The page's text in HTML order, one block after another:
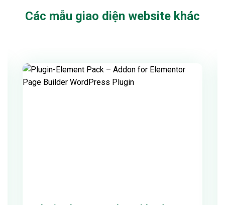
Các mẫu giao diện website khác
Chi tiết